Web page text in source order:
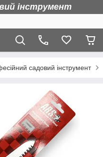
інструмент
садовий інструмент